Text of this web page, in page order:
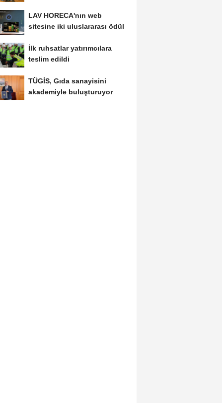
LAV HORECA'nın web
sitesine iki uluslararası ödül
İlk ruhsatlar yatırımcılara
teslim edildi
TÜGİS, Gıda sanayisini
akademiyle buluşturuyor